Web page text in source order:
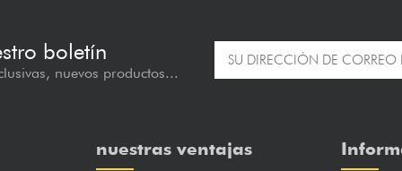
boletín
nuevos productos...
nuestras ventajas